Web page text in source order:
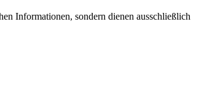
Informationen, sondern dienen ausschließlich